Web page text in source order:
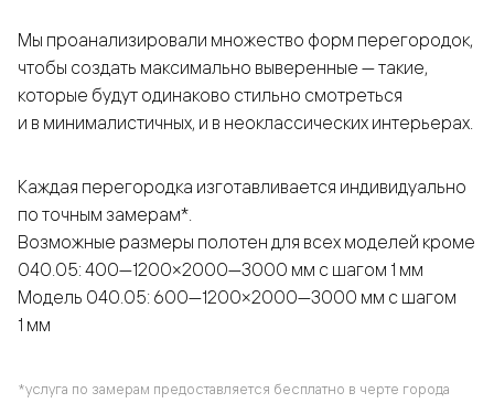
Мы проанализировали множество форм перегородок,
чтобы создать максимально выверенные — такие,
которые будут одинаково стильно смотреться
и в минималистичных, и в неоклассических интерьерах.
Каждая перегородка изготавливается индивидуально
по точным замерам*.
Возможные размеры полотен для всех моделей кроме
040.05: 400—1200×2000—3000 мм с шагом 1 мм
Модель 040.05: 600—1200×2000—3000 мм с шагом
1 мм
*услуга по замерам предоставляется бесплатно в черте города